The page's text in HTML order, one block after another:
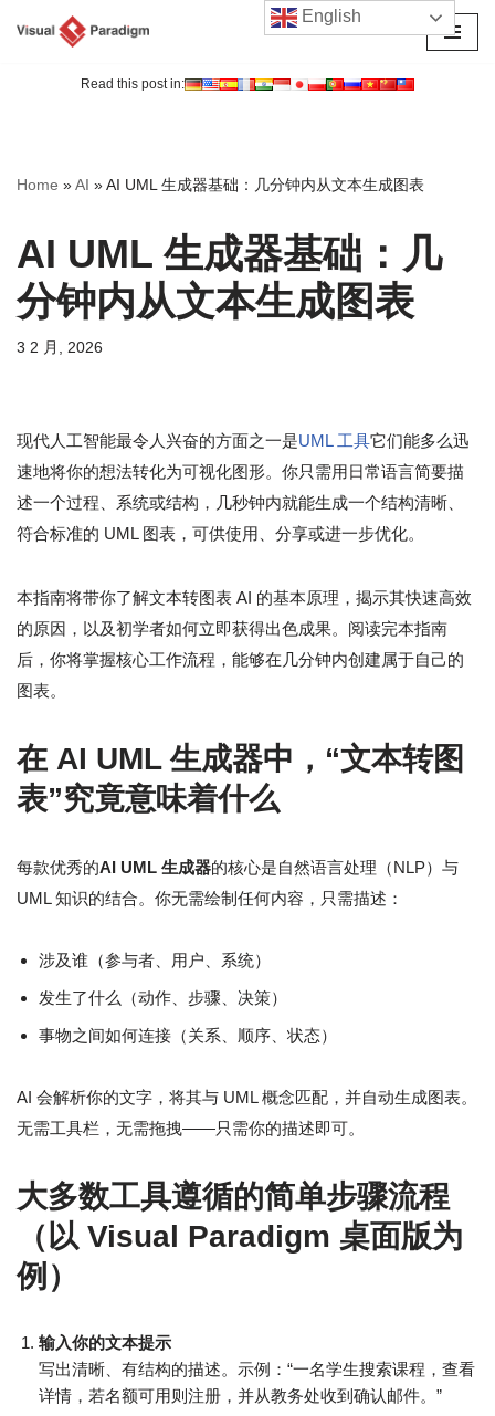
Read this post in:
Home »AI »AI UML 生成器基础：几分钟内从文本生成图表
AI UML 生成器基础：几
分钟内从文本生成图表
3 2 月, 2026
现代人工智能最令人兴奋的方面之一是UML 工具它们能多么迅
速地将你的想法转化为可视化图形。你只需用日常语言简要描
述一个过程、系统或结构，几秒钟内就能生成一个结构清晰、
符合标准的 UML 图表，可供使用、分享或进一步优化。
本指南将带你了解文本转图表 AI 的基本原理，揭示其快速高效
的原因，以及初学者如何立即获得出色成果。阅读完本指南
后，你将掌握核心工作流程，能够在几分钟内创建属于自己的
图表。
在 AI UML 生成器中，“文本转图
表”究竟意味着什么
每款优秀的AI UML 生成器的核心是自然语言处理（NLP）与
UML 知识的结合。你无需绘制任何内容，只需描述：
涉及谁（参与者、用户、系统）
发生了什么（动作、步骤、决策）
事物之间如何连接（关系、顺序、状态）
AI 会解析你的文字，将其与 UML 概念匹配，并自动生成图表。
无需工具栏，无需拖拽——只需你的描述即可。
大多数工具遵循的简单步骤流程
（以 Visual Paradigm 桌面版为
例）
输入你的文本提示
写出清晰、有结构的描述。示例：“一名学生搜索课程，查看
详情，若名额可用则注册，并从教务处收到确认邮件。”
English